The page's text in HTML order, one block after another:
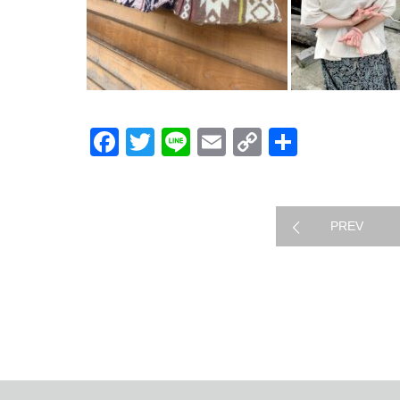
Facebook
Twitter
LineEmailCopy
PREV
グッズ紹介